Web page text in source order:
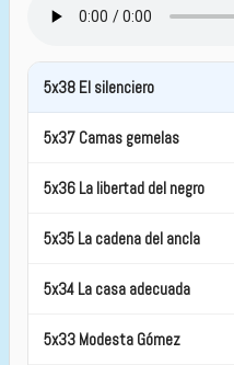
5x38 El silenciero
5x37 Camas gemelas
5x36 La libertad del negro
5x35 La cadena del ancla
5x34 La casa adecuada
5x33 Modesta Gómez